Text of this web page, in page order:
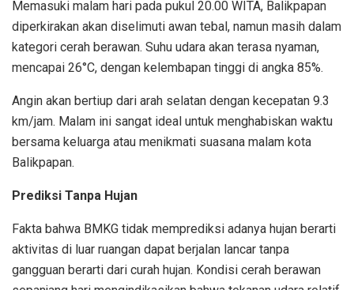
Memasuki malam hari pada pukul 20.00 WITA, Balikpapan
diperkirakan akan diselimuti awan tebal, namun masih dalam
kategori cerah berawan. Suhu udara akan terasa nyaman,
mencapai 26°C, dengan kelembapan tinggi di angka 85%.
Angin akan bertiup dari arah selatan dengan kecepatan 9.3
km/jam. Malam ini sangat ideal untuk menghabiskan waktu
bersama keluarga atau menikmati suasana malam kota
Balikpapan.
Prediksi Tanpa Hujan
Fakta bahwa BMKG tidak memprediksi adanya hujan berarti
aktivitas di luar ruangan dapat berjalan lancar tanpa
gangguan berarti dari curah hujan. Kondisi cerah berawan